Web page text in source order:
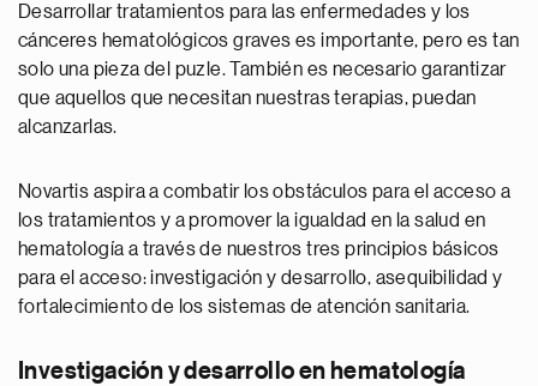
Desarrollar tratamientos para las enfermedades y los
cánceres hematológicos graves es importante, pero es tan
solo una pieza del puzle. También es necesario garantizar
que aquellos que necesitan nuestras terapias, puedan
alcanzarlas.
Novartis aspira a combatir los obstáculos para el acceso a
los tratamientos y a promover la igualdad en la salud en
hematología a través de nuestros tres principios básicos
para el acceso: investigación y desarrollo, asequibilidad y
fortalecimiento de los sistemas de atención sanitaria.
Investigación y desarrollo en hematología